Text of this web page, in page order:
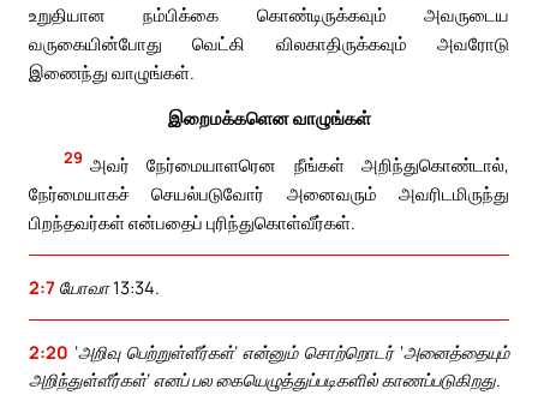
உறுதியான நம்பிக்கை கொண்டிருக்கவும் அவருடைய
வருகையின்போது வெட்கி விலகாதிருக்கவும் அவரோடு
இணைந்து வாழுங்கள்.
இறைமக்களென வாழுங்கள்
29 அவர் நேர்மையாளரென நீங்கள் அறிந்துகொண்டால்,
நேர்மையாகச் செயல்படுவோர் அனைவரும் அவரிடமிருந்து
பிறந்தவர்கள் என்பதைப் புரிந்துகொள்வீர்கள்.
2:7 யோவா 13:34.
2:20 ‘அறிவு பெற்றுள்ளீர்கள்’ என்னும் சொற்றொடர் ‘அனைத்தையும்
அறிந்துள்ளீர்கள்’ எனப் பல கையெழுத்துப்படிகளில் காணப்படுகிறது.